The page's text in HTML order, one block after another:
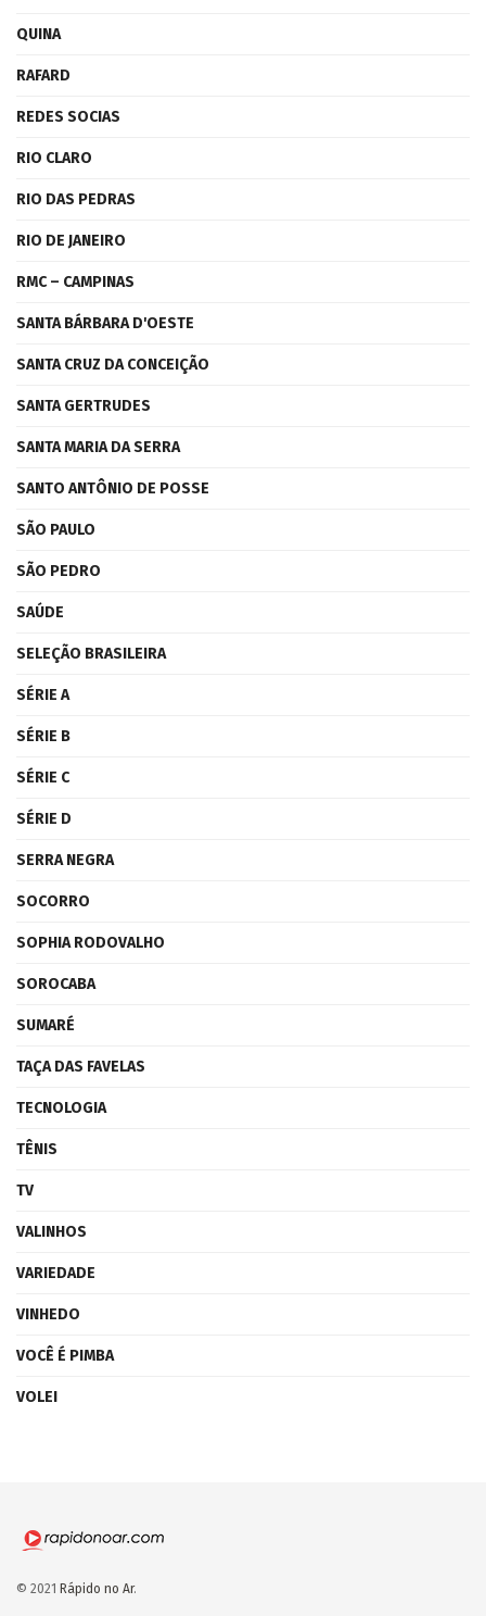
QUINA
RAFARD
REDES SOCIAS
RIO CLARO
RIO DAS PEDRAS
RIO DE JANEIRO
RMC – CAMPINAS
SANTA BÁRBARA D'OESTE
SANTA CRUZ DA CONCEIÇÃO
SANTA GERTRUDES
SANTA MARIA DA SERRA
SANTO ANTÔNIO DE POSSE
SÃO PAULO
SÃO PEDRO
SAÚDE
SELEÇÃO BRASILEIRA
SÉRIE A
SÉRIE B
SÉRIE C
SÉRIE D
SERRA NEGRA
SOCORRO
SOPHIA RODOVALHO
SOROCABA
SUMARÉ
TAÇA DAS FAVELAS
TECNOLOGIA
TÊNIS
TV
VALINHOS
VARIEDADE
VINHEDO
VOCÊ É PIMBA
VOLEI
© 2021 Rápido no Ar.